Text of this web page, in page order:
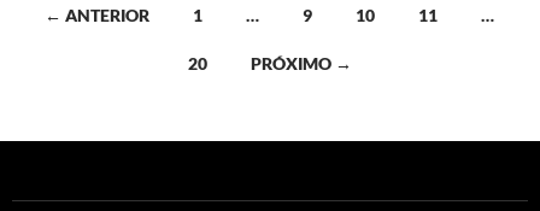
Navegação
← ANTERIOR 1 … 9 10 11 …
20 PRÓXIMO →